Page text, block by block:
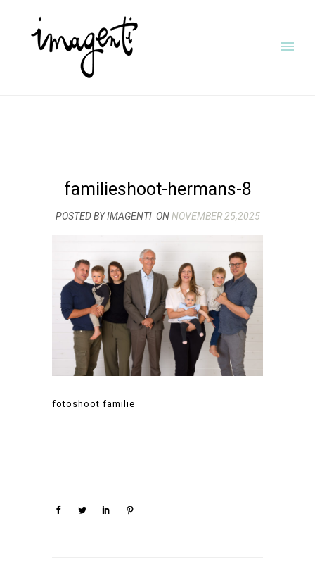
familieshoot-hermans-8
POSTED BY IMAGENTI ONNOVEMBER 25,2025
fotoshoot familie